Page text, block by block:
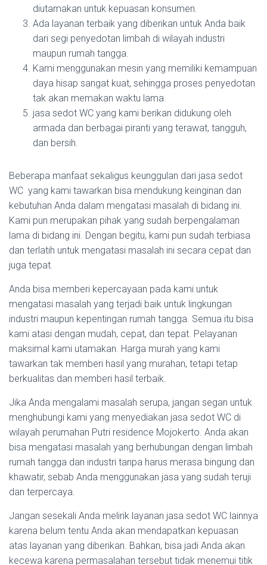
diutamakan untuk kepuasan konsumen.
Ada layanan terbaik yang diberikan untuk Anda baik
dari segi penyedotan limbah di wilayah industri
maupun rumah tangga.
Kami menggunakan mesin yang memiliki kemampuan
daya hisap sangat kuat, sehingga proses penyedotan
tak akan memakan waktu lama.
jasa sedot WC yang kami berikan didukung oleh
armada dan berbagai piranti yang terawat, tangguh,
dan bersih.
Beberapa manfaat sekaligus keunggulan dari jasa sedot
WC yang kami tawarkan bisa mendukung keinginan dan
kebutuhan Anda dalam mengatasi masalah di bidang ini.
Kami pun merupakan pihak yang sudah berpengalaman
lama di bidang ini. Dengan begitu, kami pun sudah terbiasa
dan terlatih untuk mengatasi masalah ini secara cepat dan
juga tepat.
Anda bisa memberi kepercayaan pada kami untuk
mengatasi masalah yang terjadi baik untuk lingkungan
industri maupun kepentingan rumah tangga. Semua itu bisa
kami atasi dengan mudah, cepat, dan tepat. Pelayanan
maksimal kami utamakan. Harga murah yang kami
tawarkan tak memberi hasil yang murahan, tetapi tetap
berkualitas dan memberi hasil terbaik.
Jika Anda mengalami masalah serupa, jangan segan untuk
menghubungi kami yang menyediakan jasa sedot WC di
wilayah perumahan Putri residence Mojokerto. Anda akan
bisa mengatasi masalah yang berhubungan dengan limbah
rumah tangga dan industri tanpa harus merasa bingung dan
khawatir, sebab Anda menggunakan jasa yang sudah teruji
dan terpercaya.
Jangan sesekali Anda melirik layanan jasa sedot WC lainnya
karena belum tentu Anda akan mendapatkan kepuasan
atas layanan yang diberikan. Bahkan, bisa jadi Anda akan
kecewa karena permasalahan tersebut tidak menemui titik